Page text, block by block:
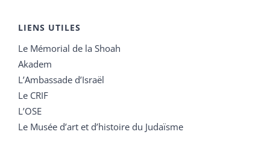
LIENS UTILES
Le Mémorial de la Shoah
Akadem
L’Ambassade d’Israël
Le CRIF
L’OSE
Le Musée d’art et d’histoire du Judaïsme